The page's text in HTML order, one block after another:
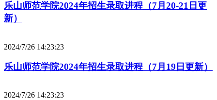
乐山师范学院2024年招生录取进程（7月20-21日更
新）
2024/7/26 14:23:23
乐山师范学院2024年招生录取进程（7月19日更新）
2024/7/26 14:23:23